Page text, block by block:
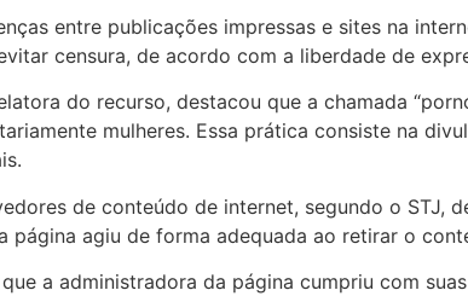
entre publicações impressas e sites na
censura, de acordo com a liberdade de
do recurso, destacou que a chamada
mulheres. Essa prática consiste na
de conteúdo de internet, segundo o
página agiu de forma adequada ao retirar o
a administradora da página cumpriu com